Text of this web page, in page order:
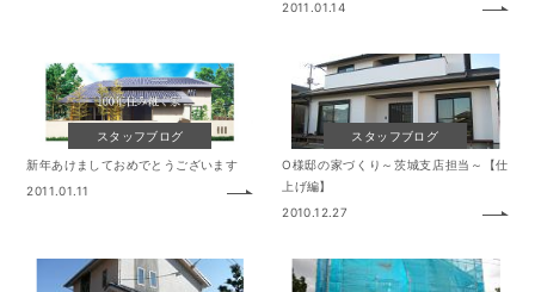
2011.01.14
スタッフブログ
新年あけましておめでとうございます
2011.01.11
スタッフブログ
O様邸の家づくり～茨城支店担当～【仕
上げ編】
2010.12.27